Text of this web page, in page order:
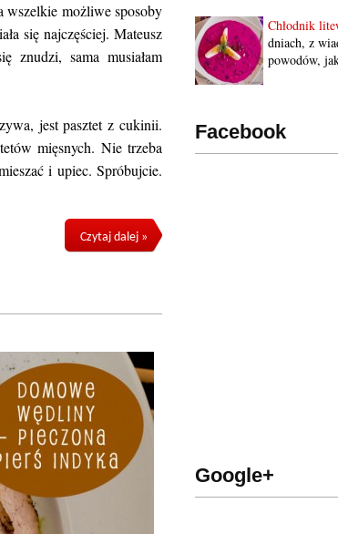
Chłodnik
dniach, z
powodów,
Facebook
Google+
wszelkie możliwe sposoby
się najczęściej. Mateusz
znudzi, sama musiałam
jest pasztet z cukinii.
mięsnych. Nie trzeba
i upiec. Spróbujcie.
Czytaj dalej »